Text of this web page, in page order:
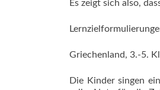
Es zeigt sich also,
Griechenland, 3.-5.
Die Kinder singen